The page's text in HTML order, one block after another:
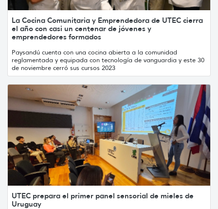
La Cocina Comunitaria y Emprendedora de UTEC cierra
el año con casi un centenar de jóvenes y
emprendedores formados
Paysandú cuenta con una cocina abierta a la comunidad
reglamentada y equipada con tecnología de vanguardia y este 30
de noviembre cerró sus cursos 2023
UTEC prepara el primer panel sensorial de mieles de
Uruguay